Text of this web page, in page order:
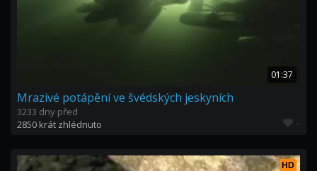
01:37
Mrazivé potápění ve švédských jeskyních
3233 dny před
2850 krát zhlédnuto
-
HD